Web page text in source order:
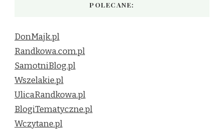
POLECANE:
DonMajk.pl
Randkowa.com.pl
SamotniBlog.pl
Wszelakie.pl
UlicaRandkowa.pl
BlogiTematyczne.pl
Wczytane.pl